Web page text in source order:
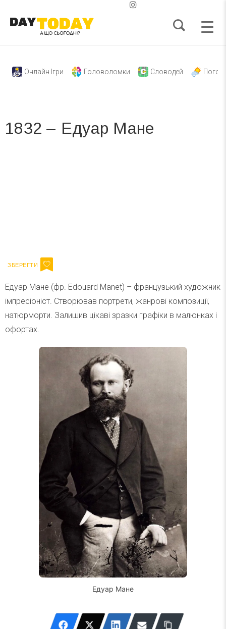
Онлайн Ігри Головоломки Словодей
1832 – Едуар Мане
Едуар Мане (фр. Edouard Manet) – французький художник
імпресіоніст. Створював портрети, жанрові композиції,
натюрморти. Залишив цікаві зразки графіки в малюнках і
офортах.
Едуар Мане